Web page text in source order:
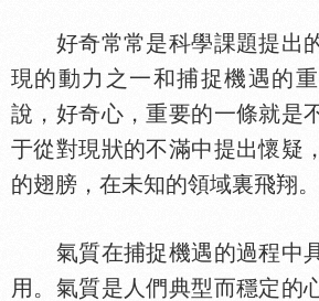
好奇常常是科學課題提出
現的動力之一和捕捉機遇的
說，好奇心，重要的一條就是
于從對現狀的不滿中提出懷疑
的翅膀，在未知的領域裏飛翔。
氣質在捕捉機遇的過程中
用。氣質是人們典型而穩定的